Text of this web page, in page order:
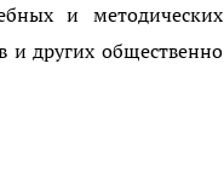
и методических
и других общественно